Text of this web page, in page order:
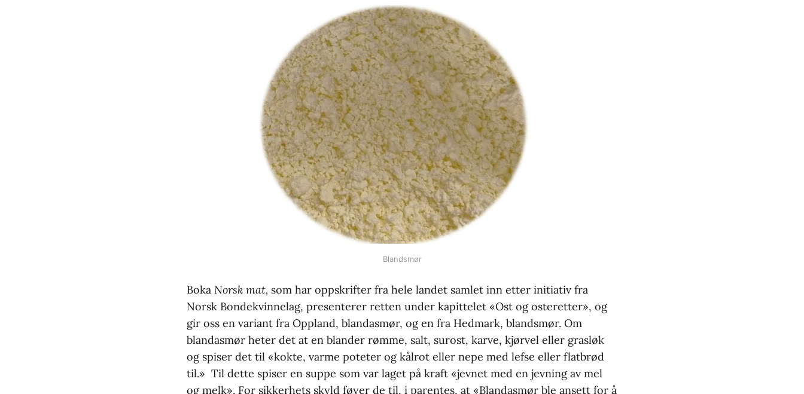
Blandsmør
Boka Norsk mat, som har oppskrifter fra hele landet samlet inn etter initiativ fra
Norsk Bondekvinnelag, presenterer retten under kapittelet «Ost og osteretter», og
gir oss en variant fra Oppland, blandasmør, og en fra Hedmark, blandsmør. Om
blandasmør heter det at en blander rømme, salt, surost, karve, kjørvel eller grasløk
og spiser det til «kokte, varme poteter og kålrot eller nepe med lefse eller flatbrød
til.» Til dette spiser en suppe som var laget på kraft «jevnet med en jevning av mel
og melk». For sikkerhets skyld føyer de til, i parentes, at «Blandasmør ble ansett for å